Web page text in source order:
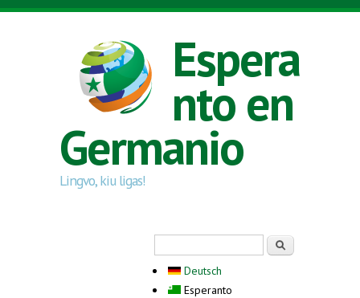
Skip to main content
Espera
nto en
Germanio
Lingvo, kiu ligas!
Deutsch
Esperanto